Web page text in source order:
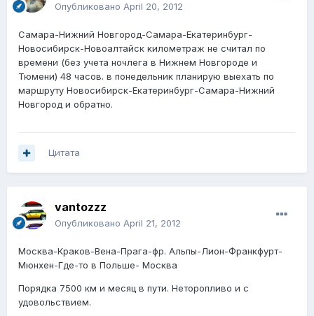
Опубликовано April 20, 2012
Самара-Нижний Новгород-Самара-Екатеринбург-
Новосибирск-Новоалтайск километраж не считал по
времени (без учета ночлега в Нижнем Новгороде и
Тюмени) 48 часов. в понедельник планирую выехать по
маршруту Новосибирск-Екатеринбург-Самара-Нижний
Новгород и обратно.
Цитата
vantozzz
Опубликовано April 21, 2012
Москва-Краков-Вена-Прага-фр. Альпы-Лион-Франкфурт-
Мюнхен-Где-то в Польше- Москва
Порядка 7500 км и месяц в пути. Неторопливо и с
удовольствием.